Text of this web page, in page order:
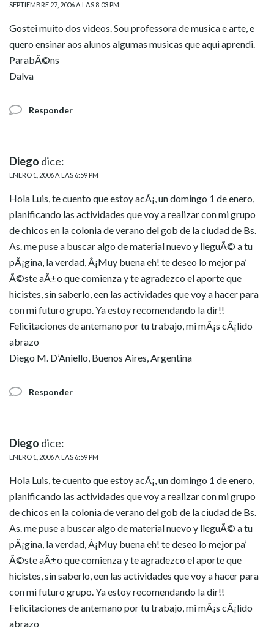
SEPTIEMBRE 27, 2006 A LAS 8:03 PM
Gostei muito dos videos. Sou professora de musica e arte, e
quero ensinar aos alunos algumas musicas que aqui aprendi.
ParabÃ©ns
Dalva
Responder
Diego dice:
ENERO 1, 2006 A LAS 6:59 PM
Hola Luis, te cuento que estoy acÃ¡, un domingo 1 de enero,
planificando las actividades que voy a realizar con mi grupo
de chicos en la colonia de verano del gob de la ciudad de Bs.
As. me puse a buscar algo de material nuevo y lleguÃ© a tu
pÃ¡gina, la verdad, Â¡Muy buena eh! te deseo lo mejor pa’
Ã©ste aÃ±o que comienza y te agradezco el aporte que
hicistes, sin saberlo, een las actividades que voy a hacer para
con mi futuro grupo. Ya estoy recomendando la dir!!
Felicitaciones de antemano por tu trabajo, mi mÃ¡s cÃ¡lido
abrazo
Diego M. D’Aniello, Buenos Aires, Argentina
Responder
Diego dice:
ENERO 1, 2006 A LAS 6:59 PM
Hola Luis, te cuento que estoy acÃ¡, un domingo 1 de enero,
planificando las actividades que voy a realizar con mi grupo
de chicos en la colonia de verano del gob de la ciudad de Bs.
As. me puse a buscar algo de material nuevo y lleguÃ© a tu
pÃ¡gina, la verdad, Â¡Muy buena eh! te deseo lo mejor pa’
Ã©ste aÃ±o que comienza y te agradezco el aporte que
hicistes, sin saberlo, een las actividades que voy a hacer para
con mi futuro grupo. Ya estoy recomendando la dir!!
Felicitaciones de antemano por tu trabajo, mi mÃ¡s cÃ¡lido
abrazo